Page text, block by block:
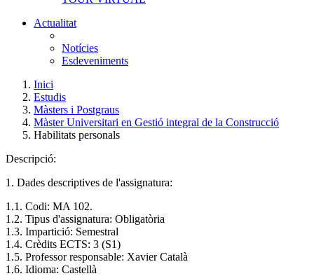
Actualitat
Notícies
Esdeveniments
Inici
Estudis
Màsters i Postgraus
Màster Universitari en Gestió integral de la Construcció
Habilitats personals
Descripció:
1. Dades descriptives de l'assignatura:
1.1. Codi: MA 102.
1.2. Tipus d'assignatura: Obligatòria
1.3. Impartició: Semestral
1.4. Crèdits ECTS: 3 (S1)
1.5. Professor responsable: Xavier Català
1.6. Idioma: Castellà